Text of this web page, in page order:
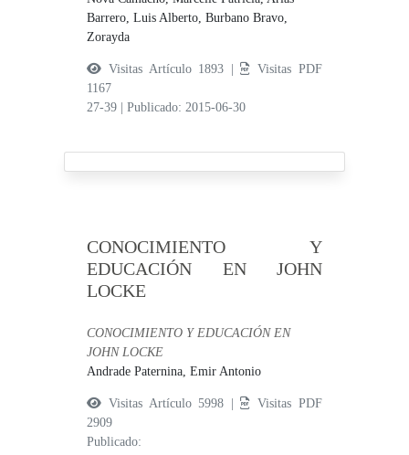
Barrero, Luis Alberto,Burbano Bravo,
Zorayda
Visitas Artículo 1893 |
Visitas PDF
1167
27-39
|Publicado: 2015-06-30
CONOCIMIENTO Y
EDUCACIÓN EN JOHN
LOCKE
CONOCIMIENTO Y EDUCACIÓN EN
JOHN LOCKE
Andrade Paternina, Emir Antonio
Visitas Artículo 5998 |
Visitas PDF
2909
Publicado: